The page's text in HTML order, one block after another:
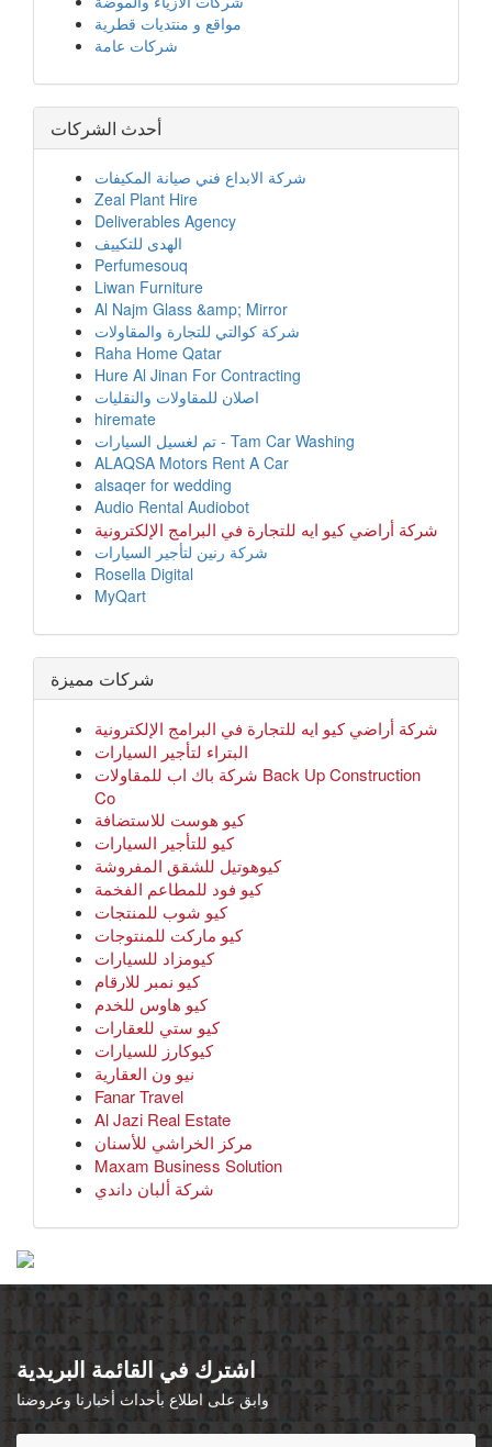
مواقع و منتديات قطرية
شركات عامة
أحدث الشركات
شركة الابداع فني صيانة المكيفات
Zeal Plant Hire
Deliverables Agency
الهدى للتكييف
Perfumesouq
Liwan Furniture
Al Najm Glass &amp; Mirror
شركة كوالتي للتجارة والمقاولات
Raha Home Qatar
Hure Al Jinan For Contracting
اصلان للمقاولات والنقليات
hiremate
تم لغسيل السيارات - Tam Car Washing
ALAQSA Motors Rent A Car
alsaqer for wedding
Audio Rental Audiobot
شركة أراضي كيو ايه للتجارة في البرامج الإلكترونية
شركة رنين لتأجير السيارات
Rosella Digital
MyQart
شركات مميزة
شركة أراضي كيو ايه للتجارة في البرامج الإلكترونية
البتراء لتأجير السيارات
شركة باك اب للمقاولات Back Up Construction
Co
كيو هوست للاستضافة
كيو للتأجير السيارات
كيوهوتيل للشقق المفروشة
كيو فود للمطاعم الفخمة
كيو شوب للمنتجات
كيو ماركت للمنتوجات
كيومزاد للسيارات
كيو نمبر للارقام
كيو هاوس للخدم
كيو ستي للعقارات
كيوكارز للسيارات
نيو ون العقارية
Fanar Travel
Al Jazi Real Estate
مركز الخراشي للأسنان
Maxam Business Solution
شركة ألبان داندي
اشترك في القائمة البريدية
وابق على اطلاع بأحداث أخبارنا وعروضنا